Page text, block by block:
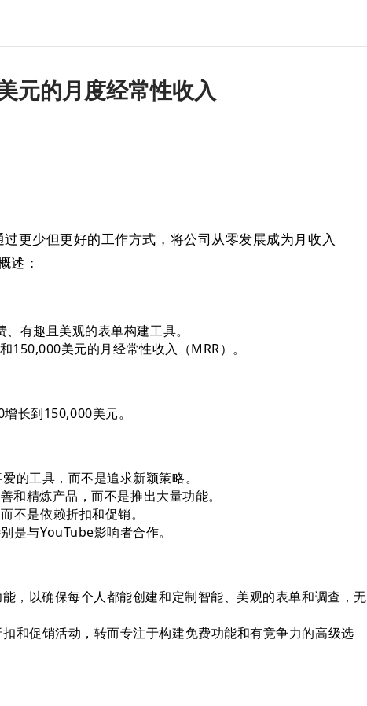
元的月度经常性收入
更少但更好的工作方式，将公司从零发展成为月收入
述：
有趣且美观的表单构建工具。
美元的月经常性收入（MRR）。
长到150,000美元。
的工具，而不是追求新颖策略。
和精炼产品，而不是推出大量功能。
不是依赖折扣和促销。
是与YouTube影响者合作。
，以确保每个人都能创建和定制智能、美观的表单和调查，无
和促销活动，转而专注于构建免费功能和有竞争力的高级选